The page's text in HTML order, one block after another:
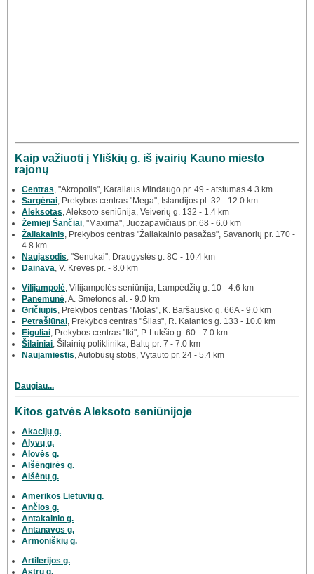
Kaip važiuoti į Yliškių g. iš įvairių Kauno miesto
rajonų
Centras, "Akropolis", Karaliaus Mindaugo pr. 49 - atstumas 4.3 km
Sargėnai, Prekybos centras "Mega", Islandijos pl. 32 - 12.0 km
Aleksotas, Aleksoto seniūnija, Veiverių g. 132 - 1.4 km
Žemieji Šančiai, "Maxima", Juozapavičiaus pr. 68 - 6.0 km
Žaliakalnis, Prekybos centras "Žaliakalnio pasažas", Savanorių pr. 170 -
4.8 km
Naujasodis, "Senukai", Draugystės g. 8C - 10.4 km
Dainava, V. Krėvės pr. - 8.0 km
Vilijampolė, Vilijampolės seniūnija, Lampėdžių g. 10 - 4.6 km
Panemunė, A. Smetonos al. - 9.0 km
Gričiupis, Prekybos centras "Molas", K. Baršausko g. 66A - 9.0 km
Petrašiūnai, Prekybos centras "Šilas", R. Kalantos g. 133 - 10.0 km
Eiguliai, Prekybos centras "Iki", P. Lukšio g. 60 - 7.0 km
Šilainiai, Šilainių poliklinika, Baltų pr. 7 - 7.0 km
Naujamiestis, Autobusų stotis, Vytauto pr. 24 - 5.4 km
Daugiau...
Kitos gatvės Aleksoto seniūnijoje
Akacijų g.
Alyvų g.
Alovės g.
Alšėngirės g.
Alšėnų g.
Amerikos Lietuvių g.
Ančios g.
Antakalnio g.
Antanavos g.
Armoniškių g.
Artilerijos g.